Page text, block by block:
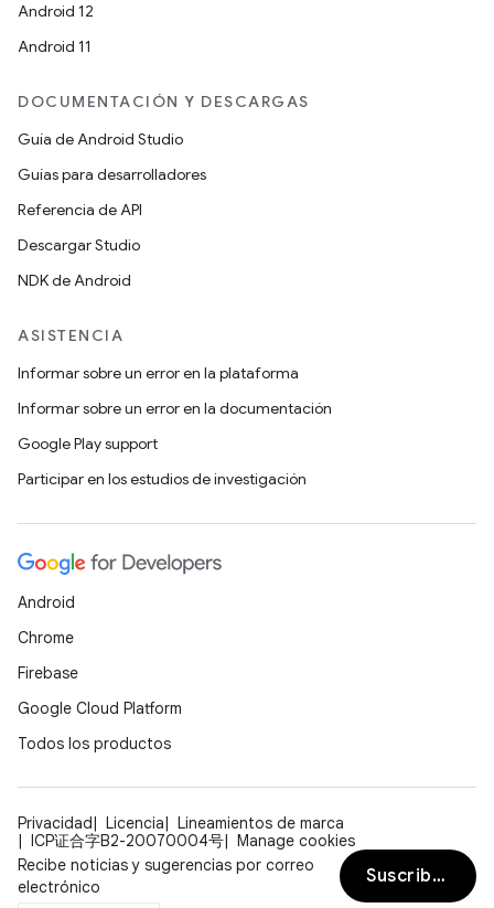
Android 12
Android 11
DOCUMENTACIÓN Y DESCARGAS
Guía de Android Studio
Guías para desarrolladores
Referencia de API
Descargar Studio
NDK de Android
ASISTENCIA
Informar sobre un error en la plataforma
Informar sobre un error en la documentación
Google Play support
Participar en los estudios de investigación
Android
Chrome
Firebase
Google Cloud Platform
Todos los productos
Privacidad Licencia
Lineamientos de marca
ICP证合字B2-20070004号
Manage cookies
Recibe noticias y sugerencias por correo
electrónico
Suscribirse